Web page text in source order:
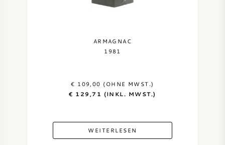
ARMAGNAC
1981
€ 109,00 (OHNE MWST.)
€ 129,71 (INKL. MWST.)
WEITERLESEN